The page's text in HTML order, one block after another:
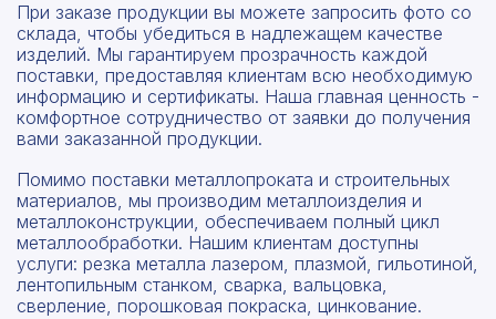
При заказе продукции вы можете запросить фото со
склада, чтобы убедиться в надлежащем качестве
изделий. Мы гарантируем прозрачность каждой
поставки, предоставляя клиентам всю необходимую
информацию и сертификаты. Наша главная ценность -
комфортное сотрудничество от заявки до получения
вами заказанной продукции.
Помимо поставки металлопроката и строительных
материалов, мы производим металлоизделия и
металлоконструкции, обеспечиваем полный цикл
металлообработки. Нашим клиентам доступны
услуги: резка металла лазером, плазмой, гильотиной,
лентопильным станком, сварка, вальцовка,
сверление, порошковая покраска, цинкование.